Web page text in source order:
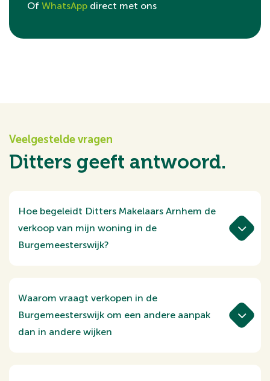
Of WhatsApp direct met ons
Veelgestelde vragen
Ditters geeft antwoord.
Hoe begeleidt Ditters Makelaars Arnhem de
verkoop van mijn woning in de
Burgemeesterswijk?
Burgemeesterswijk. We starten met een
waardebepaling die rekening houdt met
recente transacties, de specifieke ligging
Waarom vraagt verkopen in de
Burgemeesterswijk om een andere aanpak
dan in andere wijken